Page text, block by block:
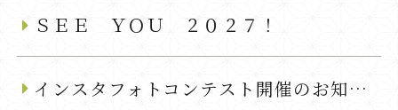
ＳＥＥ ＹＯＵ ２０２７！
インスタフォトコンテスト開催のお知らせ